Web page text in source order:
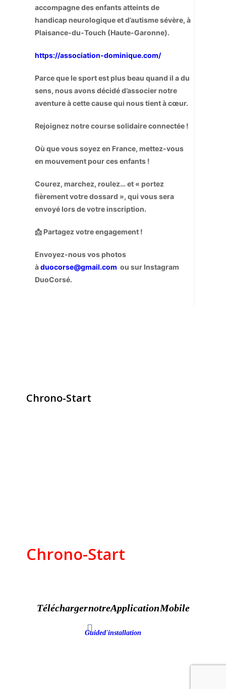
accompagne des enfants atteints de
handicap neurologique et d’autisme sévère, à
Plaisance-du-Touch (Haute-Garonne).
https://association-dominique.com/
Parce que le sport est plus beau quand il a du
sens, nous avons décidé d’associer notre
aventure à cette cause qui nous tient à cœur.
Rejoignez notre course solidaire connectée !
Où que vous soyez en France, mettez-vous
en mouvement pour ces enfants !
Courez, marchez, roulez… et « portez
fièrement votre dossard », qui vous sera
envoyé lors de votre inscription.
📩 Partagez votre engagement !
Envoyez-nous vos photos
àduocorse@gmail.com ou sur Instagram
DuoCorsé.
Chrono-Start
Chrono-Start
Télécharger notre Application Mobile
Guide d'installation